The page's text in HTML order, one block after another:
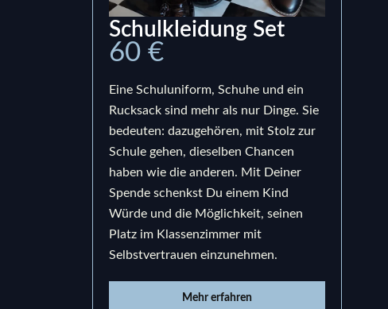
Schulkleidung Set
60 €
Eine Schuluniform, Schuhe und ein
Rucksack sind mehr als nur Dinge. Sie
bedeuten: dazugehören, mit Stolz zur
Schule gehen, dieselben Chancen
haben wie die anderen. Mit Deiner
Spende schenkst Du einem Kind
Würde und die Möglichkeit, seinen
Platz im Klassenzimmer mit
Selbstvertrauen einzunehmen.
Mehr erfahren